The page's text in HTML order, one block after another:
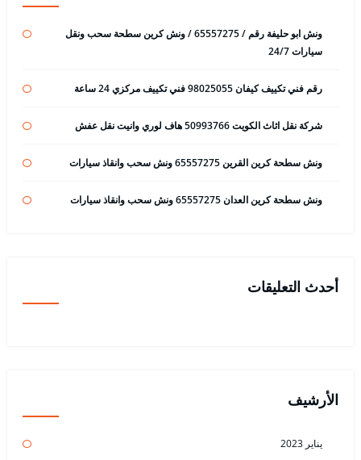
ونش ابو حليفة رقم / 65557275 / ونش كرين سطحة سحب ونقل
سيارات 24/7
رقم فني تكييف كيفان 98025055 فني تكييف مركزي 24 ساعة
شركة نقل اثاث الكويت 50993766 هاف لوري وانيت نقل عفش
ونش سطحة كرين القرين 65557275 ونش سحب وانقاذ سيارات
ونش سطحة كرين العدان 65557275 ونش سحب وانقاذ سيارات
أحدث التعليقات
الأرشيف
يناير 2023